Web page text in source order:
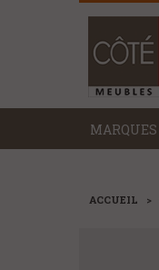
MARQUES
ACCUEIL >